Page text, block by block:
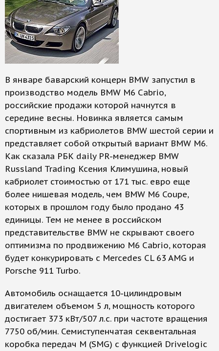
В январе баварский концерн BMW запустил в
производство модель BMW M6 Cabrio,
российские продажи которой начнутся в
середине весны. Новинка является самым
спортивным из кабриолетов BMW шестой серии и
представляет собой открытый вариант BMW M6.
Как сказала РБК daily PR-менеджер BMW
Russland Trading Ксения Климушина, новый
кабриолет стоимостью от 171 тыс. евро еще
более нишевая модель, чем BMW M6 Coupe,
которых в прошлом году было продано 43
единицы. Тем не менее в российском
представительстве BMW не скрывают своего
оптимизма по продвижению M6 Cabrio, которая
будет конкурировать с Mercedes CL 63 AMG и
Porsche 911 Turbo.
Автомобиль оснащается 10-цилиндровым
двигателем объемом 5 л, мощность которого
достигает 373 кВт/507 л.с. при частоте вращения
7750 об/мин. Семиступенчатая секвентальная
коробка передач М (SMG) с функцией Drivelogic